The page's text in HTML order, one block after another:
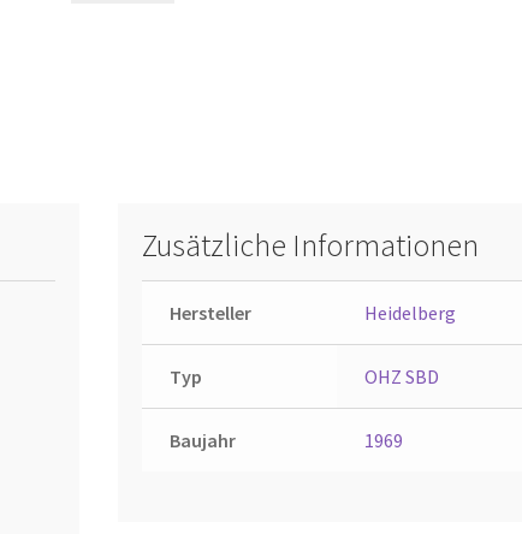
Zusätzliche Informationen
Hersteller Heidelberg
Typ OHZ SBD
Baujahr 1969